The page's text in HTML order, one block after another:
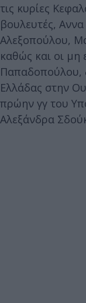
τις κυρίες
βουλευτές,
Αλεξοπούλου,
καθώς και οι μη
Παπαδοπούλου,
Ελλάδας στην
πρώην γγ του
Αλεξάνδρα